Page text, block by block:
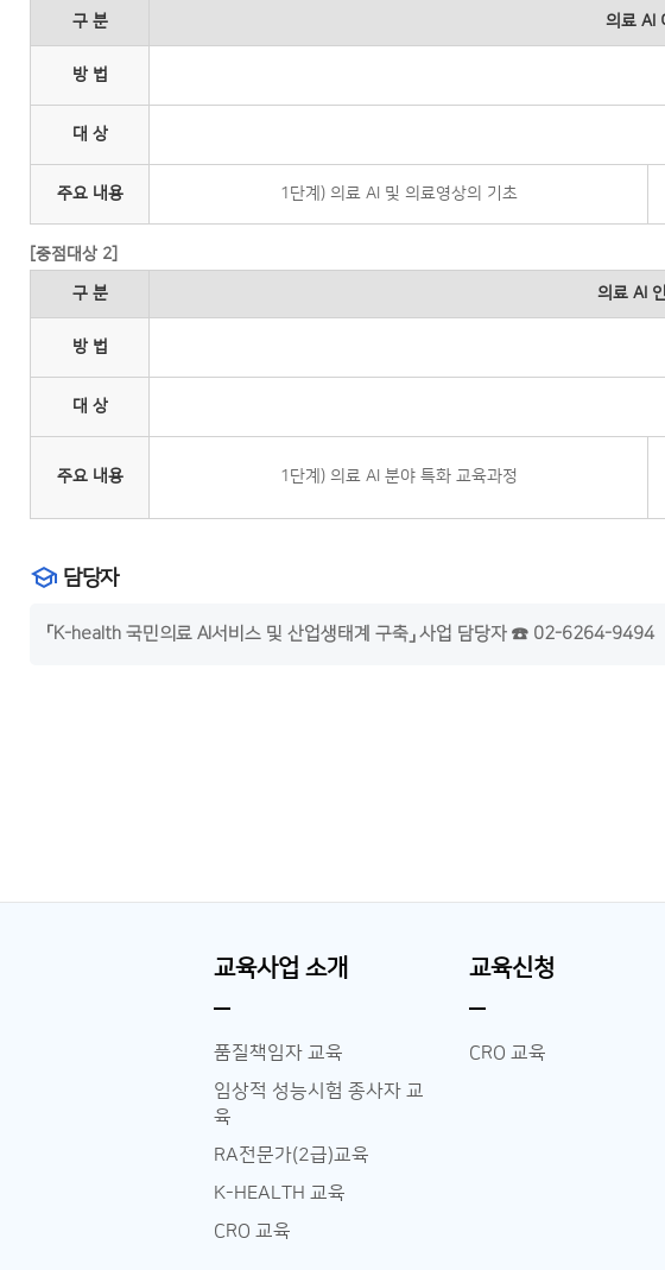
구 분 의료 AI
방 법
대 상
주요 내용 1단계) 의료 AI 및 의료영상의 기초
[중점대상 2]
구 분 의료 AI
방 법
대 상
주요 내용 1단계) 의료 AI 분야 특화 교육과정
담당자
「K-health 국민의료 AI서비스 및 산업생태계 구축」 사업 담당자 ☎ 02-6264-9494
교육사업 소개
품질책임자 교육
임상적 성능시험 종사자 교
육
RA전문가(2급)교육
K-HEALTH 교육
CRO 교육
교육신청
CRO 교육